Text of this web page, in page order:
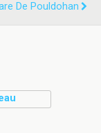
De Pouldohan